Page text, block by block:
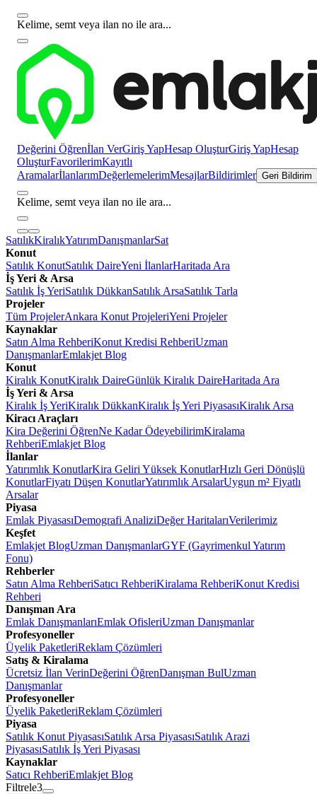
Kelime, semt veya ilan no ile ara...
Değerini Öğrenİlan VerGiriş YapHesap OluşturGiriş YapHesap
OluşturFavorilerimKayıtlı
AramalarİlanlarımDeğerlemelerimMesajlarBildirimler Geri Bildirim
Kelime, semt veya ilan no ile ara...
SatılıkKiralıkYatırımDanışmanlarSat
Konut
Satılık KonutSatılık DaireYeni İlanlarHaritada Ara
İş Yeri & Arsa
Satılık İş YeriSatılık DükkanSatılık ArsaSatılık Tarla
Projeler
Tüm ProjelerAnkara Konut ProjeleriYeni Projeler
Kaynaklar
Satın Alma RehberiKonut Kredisi RehberiUzman
DanışmanlarEmlakjet Blog
Konut
Kiralık KonutKiralık DaireGünlük Kiralık DaireHaritada Ara
İş Yeri & Arsa
Kiralık İş YeriKiralık DükkanKiralık İş Yeri PiyasasıKiralık Arsa
Kiracı Araçları
Kira Değerini ÖğrenNe Kadar ÖdeyebilirimKiralama
RehberiEmlakjet Blog
İlanlar
Yatırımlık KonutlarKira Geliri Yüksek KonutlarHızlı Geri Dönüşlü
KonutlarFiyatı Düşen KonutlarYatırımlık ArsalarUygun m² Fiyatlı
Arsalar
Piyasa
Emlak PiyasasıDemografi AnaliziDeğer HaritalarıVerilerimiz
Keşfet
Emlakjet BlogUzman DanışmanlarGYF (Gayrimenkul Yatırım
Fonu)
Rehberler
Satın Alma RehberiSatıcı RehberiKiralama RehberiKonut Kredisi
Rehberi
Danışman Ara
Emlak DanışmanlarıEmlak OfisleriUzman Danışmanlar
Profesyoneller
Üyelik PaketleriReklam Çözümleri
Satış & Kiralama
Ücretsiz İlan VerinDeğerini ÖğrenDanışman BulUzman
Danışmanlar
Profesyoneller
Üyelik PaketleriReklam Çözümleri
Piyasa
Satılık Konut PiyasasıSatılık Arsa PiyasasıSatılık Arazi
PiyasasıSatılık İş Yeri Piyasası
Kaynaklar
Satıcı RehberiEmlakjet Blog
Filtrele3